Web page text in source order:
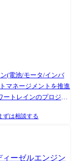
いても業務の中で習
アエンジニアの両側
リットに使い分けて
ンサイトが拠点です
先に訪問しての業務を
ので、出張しやすい
ジニアとして、まだ
る那珂地区マリンサ
す。 ご経験・スキ
キャリアパ
(電池/モータ/インバ
マネージメントを推進
ートレインのプロジェ
>
タートいただきま
ーダーもしくは実務
ーター/インバータ
るシステム開発の推
ずは相談する
ィーゼルエンジン